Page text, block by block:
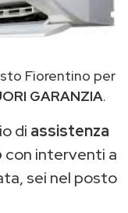
Fiorentino per
GARANZIA.
di assistenza
con interventi a
sei nel posto